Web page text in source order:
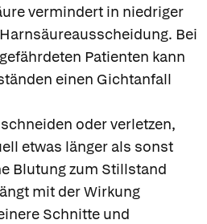
vermindert in niedriger
Bei
Patienten kann
einen Gichtanfall
oder verletzen,
etwas länger als sonst
Blutung zum Stillstand
mit der Wirkung
Schnitte und